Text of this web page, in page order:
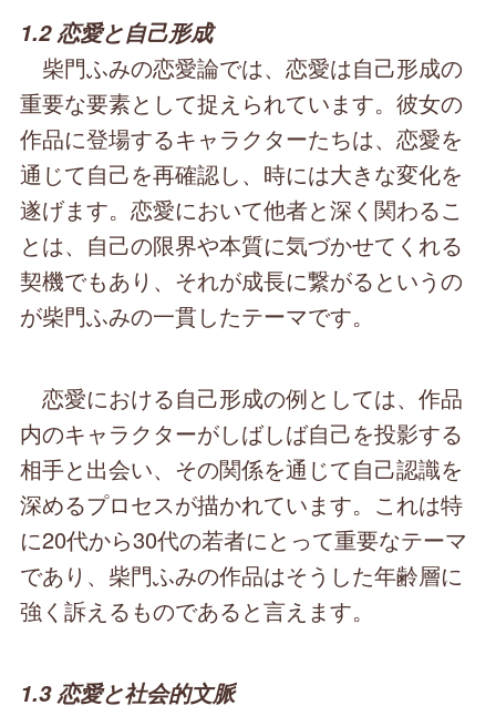
1.2 恋愛と自己形成
柴門ふみの恋愛論では、恋愛は自己形成の
重要な要素として捉えられています。彼女の
作品に登場するキャラクターたちは、恋愛を
通じて自己を再確認し、時には大きな変化を
遂げます。恋愛において他者と深く関わるこ
とは、自己の限界や本質に気づかせてくれる
契機でもあり、それが成長に繋がるというの
が柴門ふみの一貫したテーマです。
恋愛における自己形成の例としては、作品
内のキャラクターがしばしば自己を投影する
相手と出会い、その関係を通じて自己認識を
深めるプロセスが描かれています。これは特
に20代から30代の若者にとって重要なテーマ
であり、柴門ふみの作品はそうした年齢層に
強く訴えるものであると言えます。
1.3 恋愛と社会的文脈